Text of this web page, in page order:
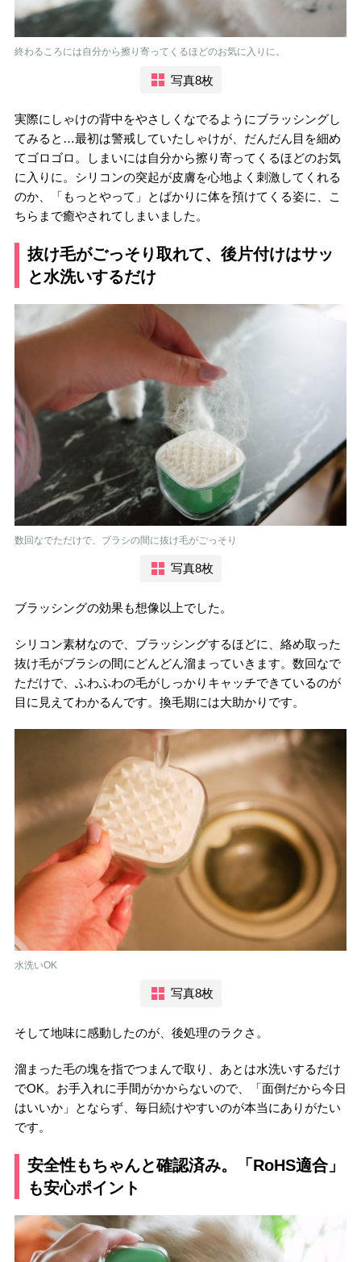
終わるころには自分から擦り寄ってくるほどのお気に入りに。
写真8枚
実際にしゃけの背中をやさしくなでるようにブラッシングし
てみると…最初は警戒していたしゃけが、だんだん目を細め
てゴロゴロ。しまいには自分から擦り寄ってくるほどのお気
に入りに。シリコンの突起が皮膚を心地よく刺激してくれる
のか、「もっとやって」とばかりに体を預けてくる姿に、こ
ちらまで癒やされてしまいました。
抜け毛がごっそり取れて、後片付けはサッ
と水洗いするだけ
数回なでただけで、ブラシの間に抜け毛がごっそり
写真8枚
ブラッシングの効果も想像以上でした。
シリコン素材なので、ブラッシングするほどに、絡め取った
抜け毛がブラシの間にどんどん溜まっていきます。数回なで
ただけで、ふわふわの毛がしっかりキャッチできているのが
目に見えてわかるんです。換毛期には大助かりです。
水洗いOK
写真8枚
そして地味に感動したのが、後処理のラクさ。
溜まった毛の塊を指でつまんで取り、あとは水洗いするだけ
でOK。お手入れに手間がかからないので、「面倒だから今日
はいいか」とならず、毎日続けやすいのが本当にありがたい
です。
安全性もちゃんと確認済み。「RoHS適合」
も安心ポイント